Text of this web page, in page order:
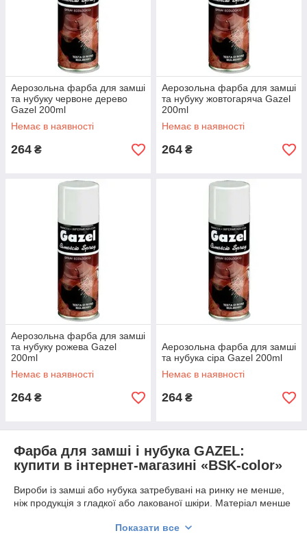
Аерозольна фарба для замші
та нубуку червоне дерево
Gazel 200ml
Немає в наявності
264 ₴
Аерозольна фарба для замші
та нубуку жовтогаряча Gazel
200ml
Немає в наявності
264 ₴
Аерозольна фарба для замші
та нубуку рожева Gazel
200ml
Немає в наявності
264 ₴
Аерозольна фарба для замші
та нубука сіра Gazel 200ml
Немає в наявності
264 ₴
Фарба для замші і нубука GAZEL:
купити в інтернет-магазині «BSK-color»
Вироби із замші або нубука затребувані на ринку не менше,
ніж продукція з гладкої або лакованої шкіри. Матеріал менше
м'якістю і еластичністю. При правильному виборі взуттєвої
Показати все